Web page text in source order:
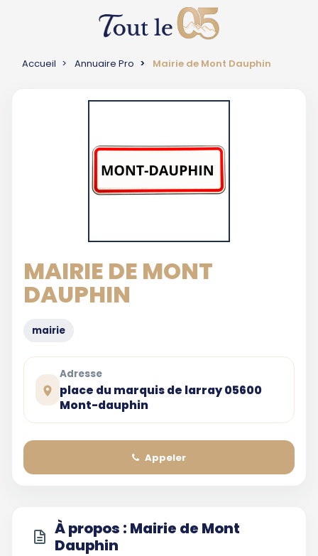
Accueil Annuaire Pro Mairie de Mont Dauphin
MAIRIE DE MONT
DAUPHIN
mairie
Adresse
place du marquis de larray 05600
Mont-dauphin
Appeler
À propos : Mairie de Mont
Dauphin